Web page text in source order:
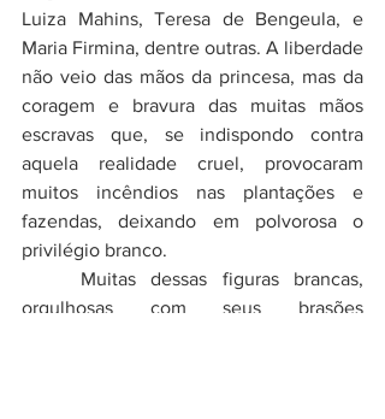
Luiza Mahins, Teresa de Bengeula, e
Maria Firmina, dentre outras. A liberdade
não veio das mãos da princesa, mas da
coragem e bravura das muitas mãos
escravas que, se indispondo contra
aquela realidade cruel, provocaram
muitos incêndios nas plantações e
fazendas, deixando em polvorosa o
privilégio branco.
orgulhosas com seus brasões